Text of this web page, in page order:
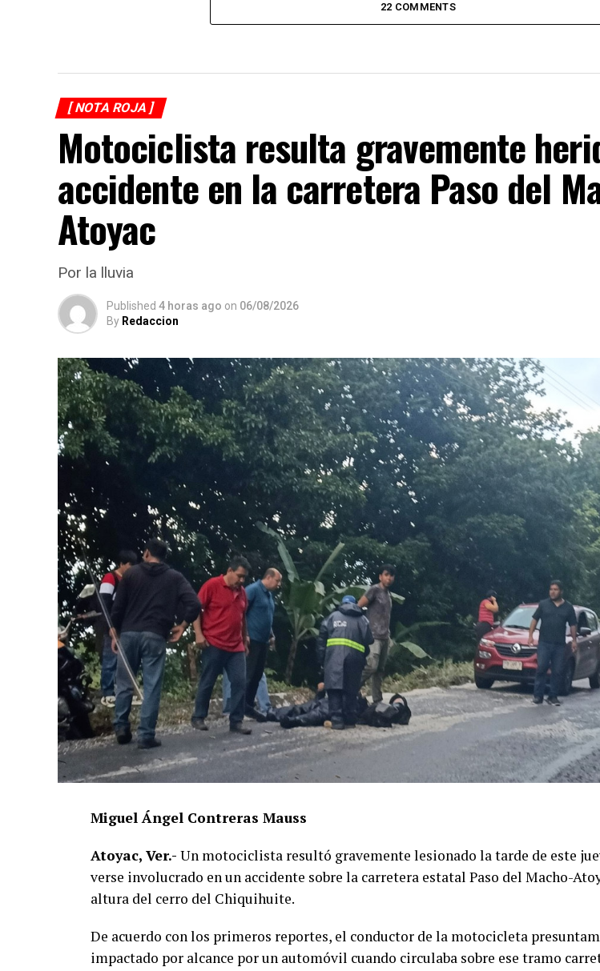
22 COMMENTS
[ NOTA ROJA ]
Motociclista resulta gravemente
accidente en la carretera Paso del
Atoyac
Por la lluvia
Published 4 horas ago on 06/08/2026
By Redaccion
Miguel Ángel Contreras Mauss
Atoyac, Ver.- Un motociclista resultó gravemente lesionado la tarde de este
verse involucrado en un accidente sobre la carretera estatal Paso del Macho-
altura del cerro del Chiquihuite.
De acuerdo con los primeros reportes, el conductor de la motocicleta
impactado por alcance por un automóvil cuando circulaba sobre ese tramo